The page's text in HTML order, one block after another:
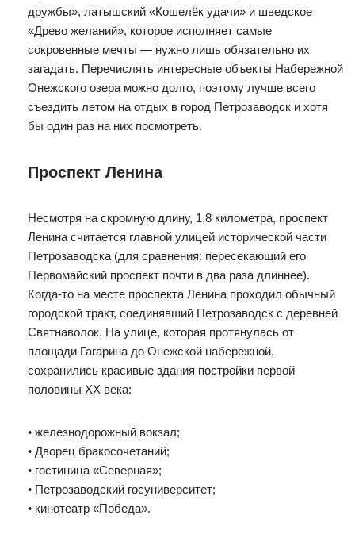
дружбы», латышский «Кошелёк удачи» и шведское
«Древо желаний», которое исполняет самые
сокровенные мечты — нужно лишь обязательно их
загадать. Перечислять интересные объекты Набережной
Онежского озера можно долго, поэтому лучше всего
съездить летом на отдых в город Петрозаводск и хотя
бы один раз на них посмотреть.
Проспект Ленина
Несмотря на скромную длину, 1,8 километра, проспект
Ленина считается главной улицей исторической части
Петрозаводска (для сравнения: пересекающий его
Первомайский проспект почти в два раза длиннее).
Когда-то на месте проспекта Ленина проходил обычный
городской тракт, соединявший Петрозаводск с деревней
Святнаволок. На улице, которая протянулась от
площади Гагарина до Онежской набережной,
сохранились красивые здания постройки первой
половины XX века:
• железнодорожный вокзал;
• Дворец бракосочетаний;
• гостиница «Северная»;
• Петрозаводский госуниверситет;
• кинотеатр «Победа».